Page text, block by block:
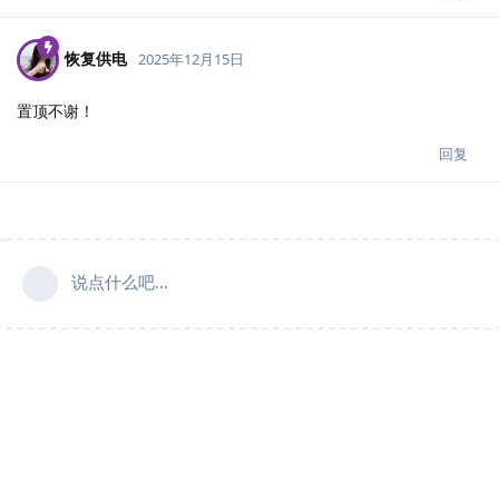
恢复供电 2025年12月15日
置顶不谢！
回复
说点什么吧...